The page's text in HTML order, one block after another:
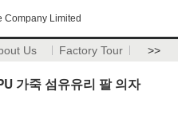
Company Limited
Us Factory Tour >>
가죽 섬유유리 팔 의자